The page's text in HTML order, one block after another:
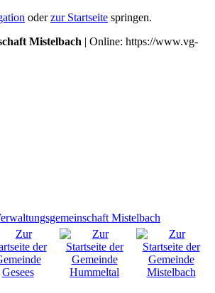
oderzur Startseite springen.
Mistelbach | Online: https://www.vg-